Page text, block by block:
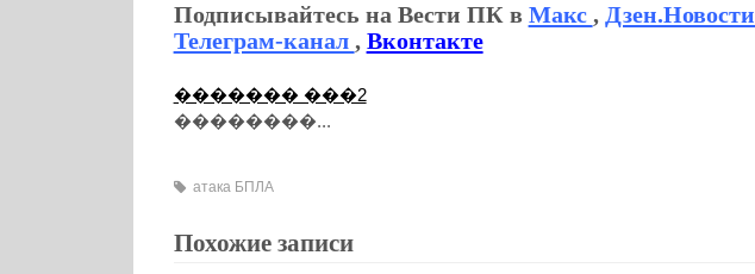
Подписывайтесь на Вести ПК в Макс , Дзен.Новости
Телеграм-канал , Вконтакте
������� ���2
��������...
атака БПЛА
Похожие записи